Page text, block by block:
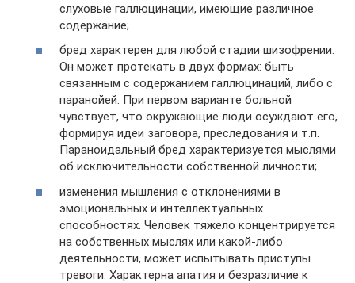
слуховые галлюцинации, имеющие различное
содержание;
бред характерен для любой стадии шизофрении.
Он может протекать в двух формах: быть
связанным с содержанием галлюцинаций, либо с
паранойей. При первом варианте больной
чувствует, что окружающие люди осуждают его,
формируя идеи заговора, преследования и т.п.
Параноидальный бред характеризуется мыслями
об исключительности собственной личности;
изменения мышления с отклонениями в
эмоциональных и интеллектуальных
способностях. Человек тяжело концентрируется
на собственных мыслях или какой-либо
деятельности, может испытывать приступы
тревоги. Характерна апатия и безразличие к